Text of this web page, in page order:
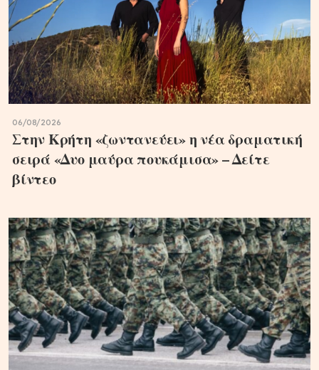
06/08/2026
Στην Κρήτη «ζωντανεύει» η νέα δραματική
σειρά «Δυο μαύρα πουκάμισα» – Δείτε
βίντεο